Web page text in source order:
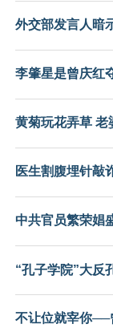
外交部发言人暗
李肇星是曾庆红
黄菊玩花弄草 老
医生割腹埋针敲
中共官员繁荣娼
“孔子学院”大反
不让位就宰你──